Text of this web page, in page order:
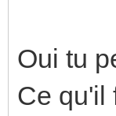
Oui tu
Ce qu'il